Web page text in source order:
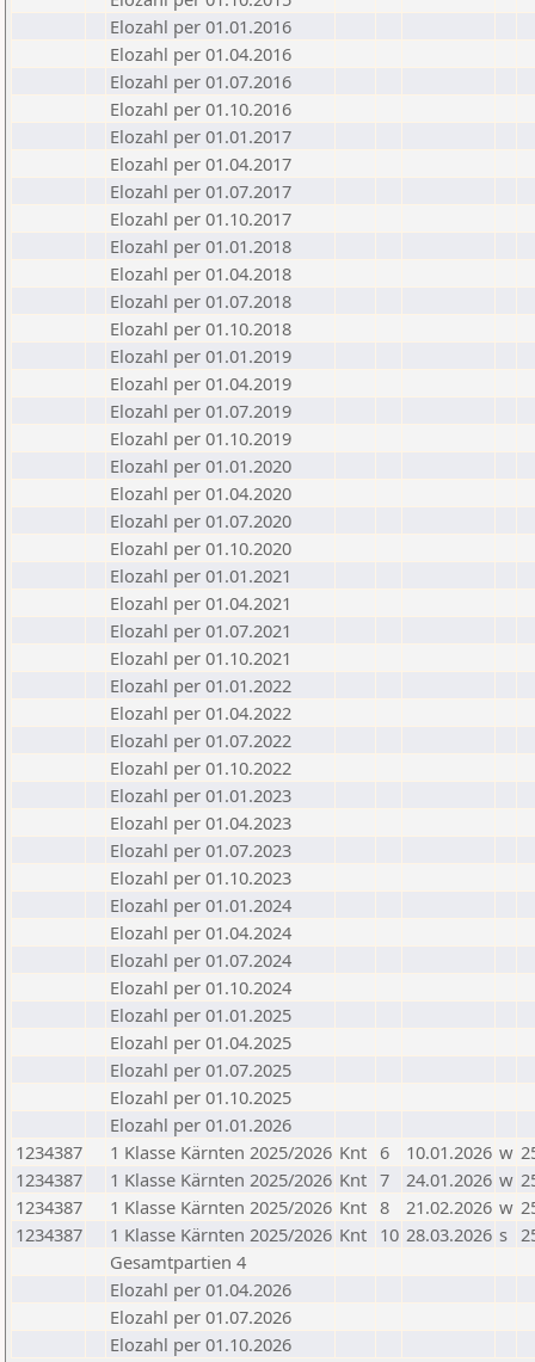
Elozahl per 01.01.2016
Elozahl per 01.04.2016
Elozahl per 01.07.2016
Elozahl per 01.10.2016
Elozahl per 01.01.2017
Elozahl per 01.04.2017
Elozahl per 01.07.2017
Elozahl per 01.10.2017
Elozahl per 01.01.2018
Elozahl per 01.04.2018
Elozahl per 01.07.2018
Elozahl per 01.10.2018
Elozahl per 01.01.2019
Elozahl per 01.04.2019
Elozahl per 01.07.2019
Elozahl per 01.10.2019
Elozahl per 01.01.2020
Elozahl per 01.04.2020
Elozahl per 01.07.2020
Elozahl per 01.10.2020
Elozahl per 01.01.2021
Elozahl per 01.04.2021
Elozahl per 01.07.2021
Elozahl per 01.10.2021
Elozahl per 01.01.2022
Elozahl per 01.04.2022
Elozahl per 01.07.2022
Elozahl per 01.10.2022
Elozahl per 01.01.2023
Elozahl per 01.04.2023
Elozahl per 01.07.2023
Elozahl per 01.10.2023
Elozahl per 01.01.2024
Elozahl per 01.04.2024
Elozahl per 01.07.2024
Elozahl per 01.10.2024
Elozahl per 01.01.2025
Elozahl per 01.04.2025
Elozahl per 01.07.2025
Elozahl per 01.10.2025
Elozahl per 01.01.2026
1234387
1 Klasse Kärnten 2025/2026 Knt 6 10.01.2026 w
1234387
1 Klasse Kärnten 2025/2026 Knt 7 24.01.2026 w
1234387
1 Klasse Kärnten 2025/2026 Knt 8 21.02.2026 w
1234387
1 Klasse Kärnten 2025/2026 Knt 10 28.03.2026 s
Gesamtpartien 4
Elozahl per 01.04.2026
Elozahl per 01.07.2026
Elozahl per 01.10.2026